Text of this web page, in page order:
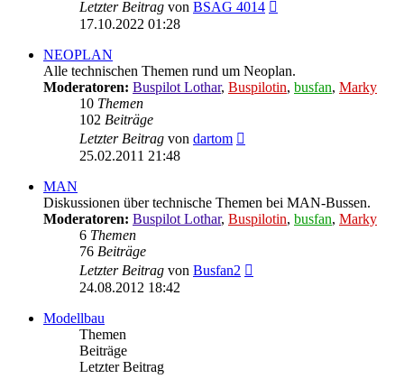
Letzter Beitrag von BSAG 4014
17.10.2022 01:28
NEOPLAN
Alle technischen Themen rund um Neoplan.
Moderatoren: Buspilot Lothar, Buspilotin, busfan, Marky
10 Themen
102 Beiträge
Letzter Beitrag von dartom
25.02.2011 21:48
MAN
Diskussionen über technische Themen bei MAN-Bussen.
Moderatoren: Buspilot Lothar, Buspilotin, busfan, Marky
6 Themen
76 Beiträge
Letzter Beitrag von Busfan2
24.08.2012 18:42
Modellbau
Themen
Beiträge
Letzter Beitrag